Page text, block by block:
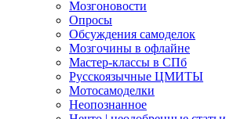
Мозгоновости
Опросы
Обсуждения самоделок
Мозгочины в офлайне
Мастер-классы в СПб
Русскоязычные ЦМИТЫ
Мотосамоделки
Неопознанное